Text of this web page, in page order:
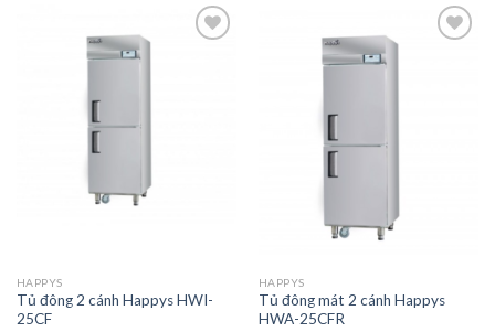
HAPPYS
Tủ đông 2 cánh Happys HWI-
25CF
HAPPYS
Tủ đông mát 2 cánh Happys
HWA-25CFR